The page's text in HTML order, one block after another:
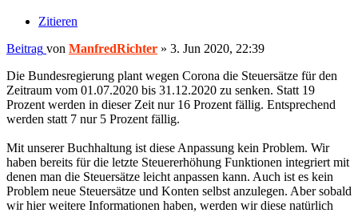
Zitieren
Beitrag von ManfredRichter » 3. Jun 2020, 22:39
Die Bundesregierung plant wegen Corona die Steuersätze für den
Zeitraum vom 01.07.2020 bis 31.12.2020 zu senken. Statt 19
Prozent werden in dieser Zeit nur 16 Prozent fällig. Entsprechend
werden statt 7 nur 5 Prozent fällig.
Mit unserer Buchhaltung ist diese Anpassung kein Problem. Wir
haben bereits für die letzte Steuererhöhung Funktionen integriert mit
denen man die Steuersätze leicht anpassen kann. Auch ist es kein
Problem neue Steuersätze und Konten selbst anzulegen. Aber sobald
wir hier weitere Informationen haben, werden wir diese natürlich